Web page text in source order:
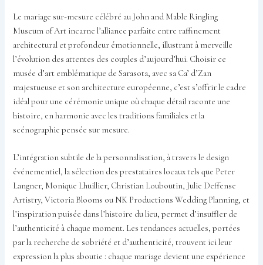
Le mariage sur-mesure célébré au John and Mable Ringling
Museum of Art incarne l’alliance parfaite entre raffinement
architectural et profondeur émotionnelle, illustrant à merveille
l’évolution des attentes des couples d’aujourd’hui. Choisir ce
musée d’art emblématique de Sarasota, avec sa Ca’ d’Zan
majestueuse et son architecture européenne, c’est s’offrir le cadre
idéal pour une cérémonie unique où chaque détail raconte une
histoire, en harmonie avec les traditions familiales et la
scénographie pensée sur mesure.
L’intégration subtile de la personnalisation, à travers le design
événementiel, la sélection des prestataires locaux tels que Peter
Langner, Monique Lhuillier, Christian Louboutin, Julie Deffense
Artistry, Victoria Blooms ou NK Productions Wedding Planning, et
l’inspiration puisée dans l’histoire du lieu, permet d’insuffler de
l’authenticité à chaque moment. Les tendances actuelles, portées
par la recherche de sobriété et d’authenticité, trouvent ici leur
expression la plus aboutie : chaque mariage devient une expérience